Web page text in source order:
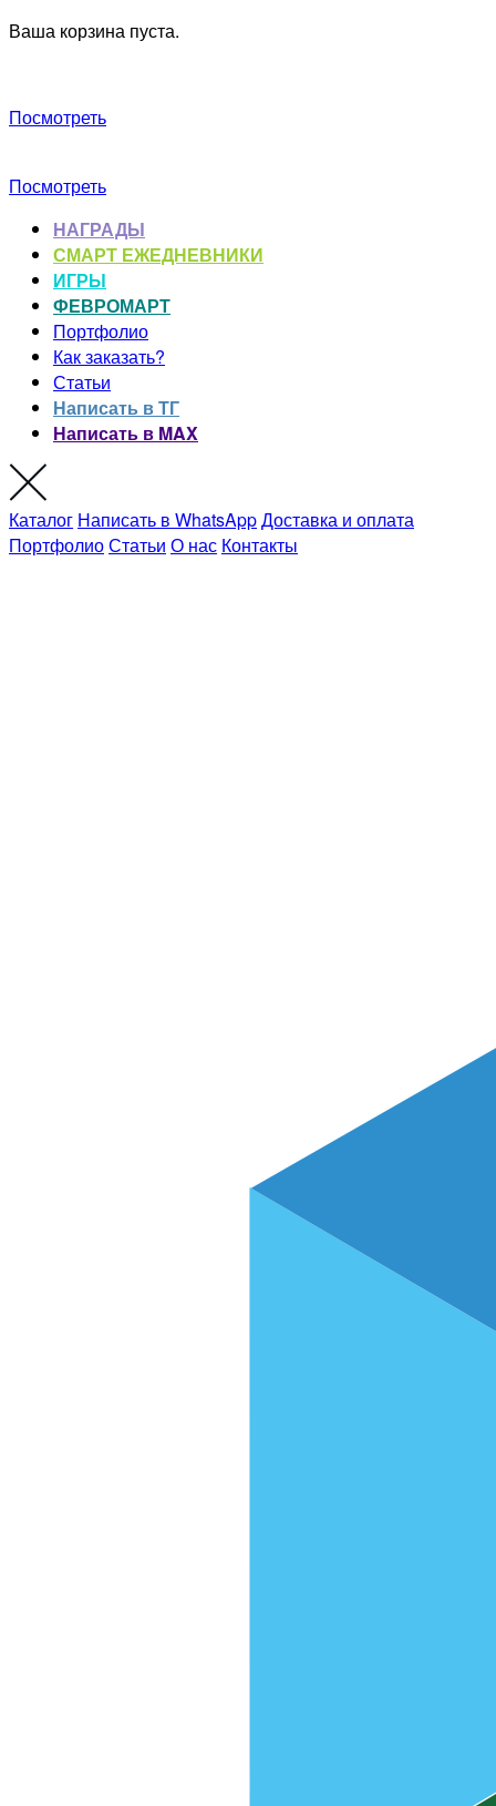
Ваша корзина пуста.
Посмотреть
Посмотреть
НАГРАДЫ
СМАРТ ЕЖЕДНЕВНИКИ
ИГРЫ
ФЕВРОМАРТ
Портфолио
Как заказать?
Статьи
Написать в ТГ
Написать в MAX
Каталог Написать в WhatsAppДоставка и оплата
ПортфолиоСтатьи О нас Контакты